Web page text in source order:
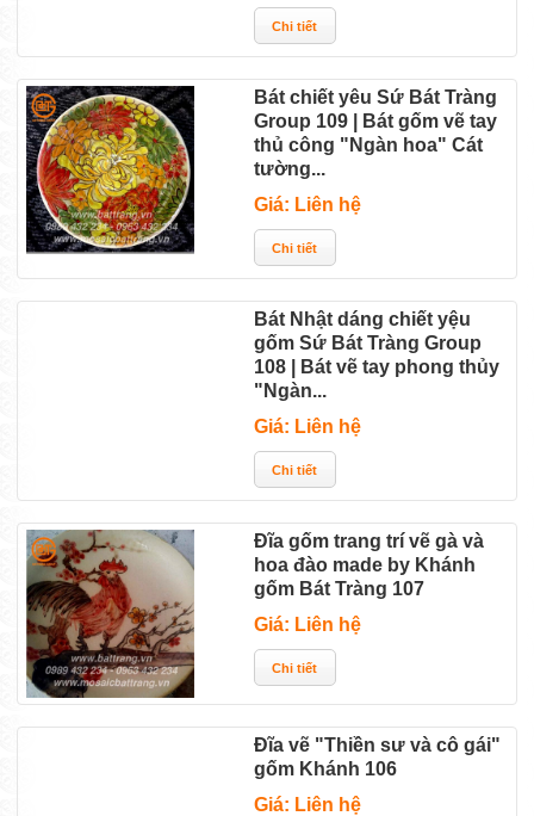
Bát chiết yêu Sứ Bát Tràng
Group 109 | Bát gốm vẽ tay
thủ công "Ngàn hoa" Cát
tường...
Giá: Liên hệ
Bát Nhật dáng chiết yệu
gốm Sứ Bát Tràng Group
108 | Bát vẽ tay phong thủy
"Ngàn...
Giá: Liên hệ
Đĩa gốm trang trí vẽ gà và
hoa đào made by Khánh
gốm Bát Tràng 107
Giá: Liên hệ
Đĩa vẽ "Thiền sư và cô gái"
gốm Khánh 106
Giá: Liên hệ